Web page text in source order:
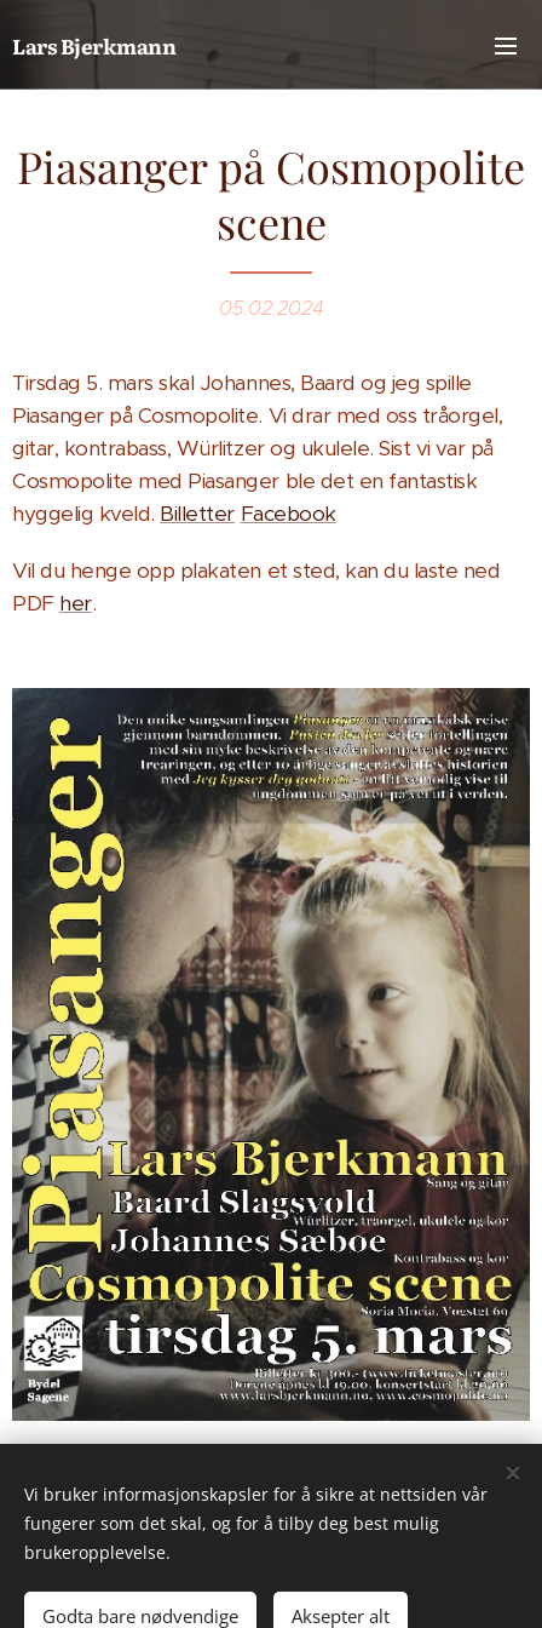
Lars Bjerkmann
Piasanger på Cosmopolite
scene
05.02.2024
Tirsdag 5. mars skal Johannes, Baard og jeg spille
Piasanger på Cosmopolite. Vi drar med oss tråorgel,
gitar, kontrabass, Würlitzer og ukulele. Sist vi var på
Cosmopolite med Piasanger ble det en fantastisk
hyggelig kveld. Billetter Facebook
Vil du henge opp plakaten et sted, kan du laste ned
PDF her.
© 2023 Lars Bjerkmann
Vi bruker informasjonskapsler for å sikre at nettsiden vår
fungerer som det skal, og for å tilby deg best mulig
brukeropplevelse.
Godta bare nødvendige Aksepter alt